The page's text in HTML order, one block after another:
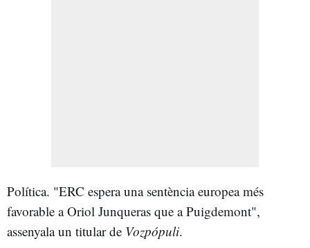
Política. "ERC espera una sentència europea més
favorable a Oriol Junqueras que a Puigdemont",
assenyala un titular de Vozpópuli.